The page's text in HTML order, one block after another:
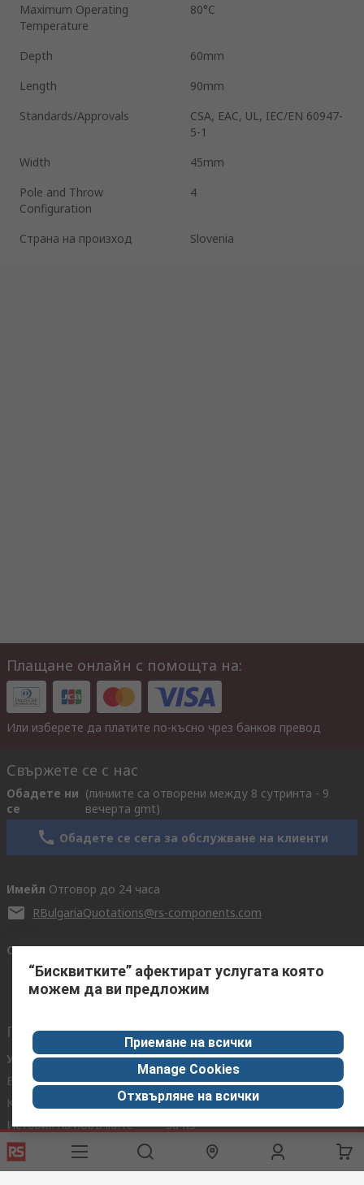
Maximum Operating
Temperature
80°C
Depth
60mm
Length
90mm
Standards/Approvals
CSA, EAC, UL, IEC/EN 60947-
5-1
Width
45mm
Pole and Throw
Configuration
4
Страна на произход Slovenia
Плащане онлайн с помощта на:
Или изберете да платите по-късно чрез банков превод
Свържете се с нас
Обадете ни
се
(линиите са отворени между 8 сутринта - 9
вечерта gmt)
Обадете се сега за обслужване на клиенти
Имейл Отговор до 24 часа
RBulgariaQuotations@rs-components.com
Свържете се с нас
Полезни връзки
Услуги
Варианти за доставка
Калибриране
История на поръчките
Обратна връзка
Относно RS
По света
Корпоративна група
За RS
Горещи Теми
“Бисквитките” афектират услугата която
можем да ви предложим
Приемане на всички
Manage Cookies
Отхвърляне на всички